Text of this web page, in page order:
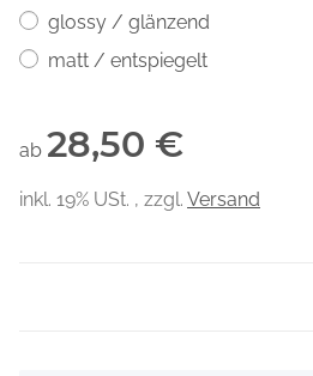
glossy / glänzend
matt / entspiegelt
ab 28,50 €
inkl. 19% USt. , zzgl. Versand